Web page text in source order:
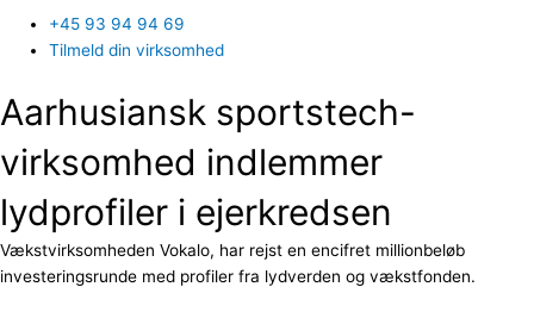
+45 93 94 94 69
Tilmeld din virksomhed
Aarhusiansk sportstech-
virksomhed indlemmer
lydprofiler i ejerkredsen
Vækstvirksomheden Vokalo, har rejst en encifret millionbeløb
investeringsrunde med profiler fra lydverden og vækstfonden.